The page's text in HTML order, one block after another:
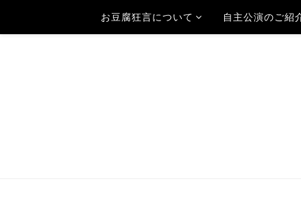
お豆腐狂言について 自主公演のご紹